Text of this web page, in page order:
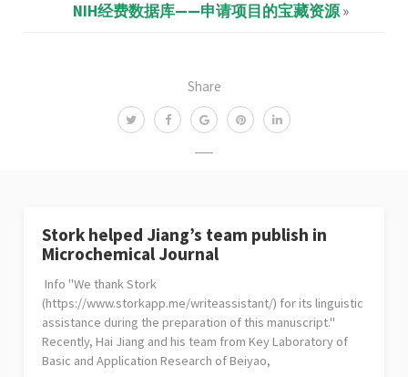
Share
NIH经费数据库——申请项目的宝藏资源»
Stork helped Jiang’s team publish in
Microchemical Journal
Info "We thank Stork
(https://www.storkapp.me/writeassistant/) for its linguistic
assistance during the preparation of this manuscript."
Recently, Hai Jiang and his team from Key Laboratory of
Basic and Application Research of Beiyao,